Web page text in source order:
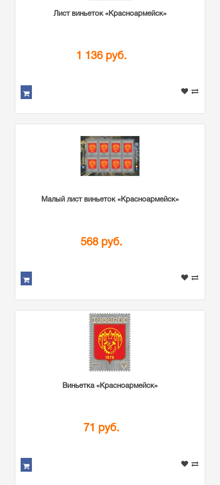
Лист виньеток «Красноармейск»
1 136 руб.
Малый лист виньеток «Красноармейск»
568 руб.
Виньетка «Красноармейск»
71 руб.